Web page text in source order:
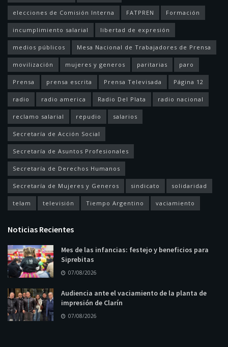
elecciones de Comisión Interna FATPREN Formación
incumplimiento salarial libertad de expresión
medios públicos Mesa Nacional de Trabajadores de Prensa
movilización mujeres y generos paritarias paro
Prensa prensa escrita Prensa Televisada Página 12
radio radio america Radio Del Plata radio nacional
reclamo salarial repudio salarios
Secretaría de Acción Social
Secretaría de Asuntos Profesionales
Secretaría de Derechos Humanos
Secretaría de Mujeres y Generos sindicato solidaridad
telam televisión Tiempo Argentino vaciamiento
Noticias Recientes
Mes de las infancias: festejo y beneficios para
Siprebitas
07/08/2026
Audiencia ante el vaciamiento de la planta de
impresión de Clarín
07/08/2026